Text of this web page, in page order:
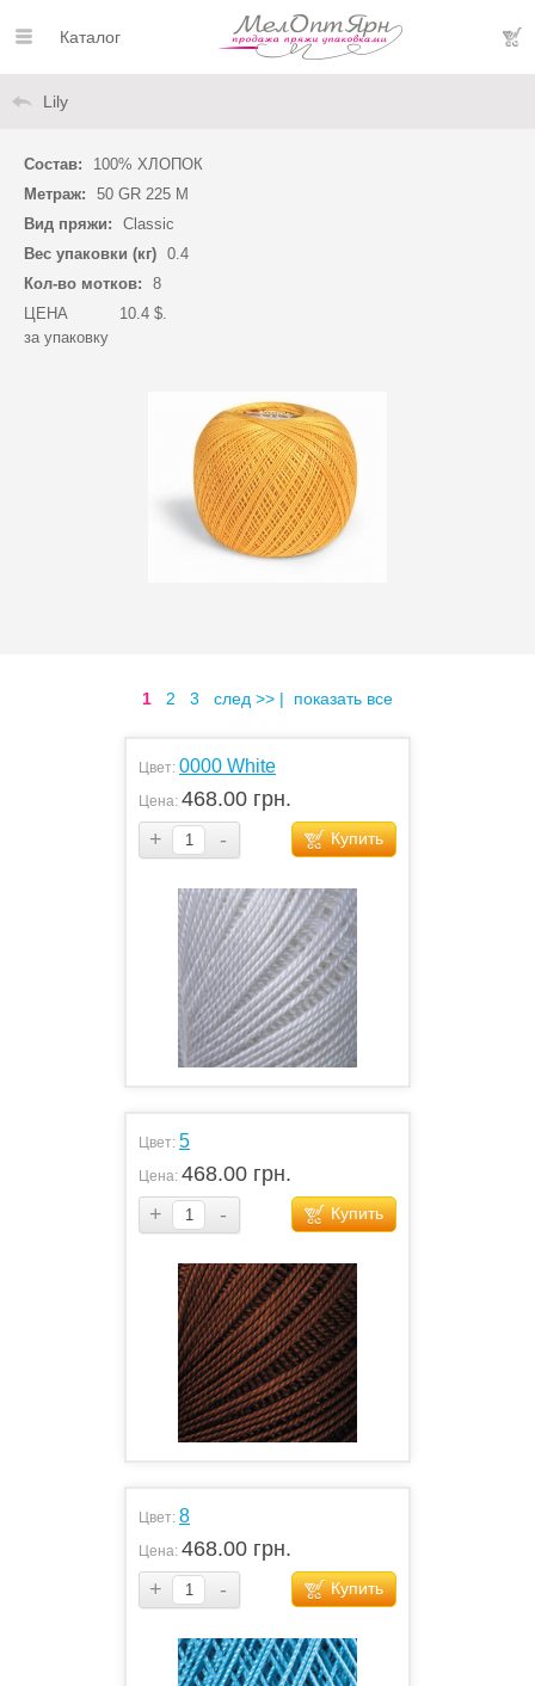
Каталог
Lily
Состав:
100% ХЛОПОК
Метраж:
50 GR 225 M
Вид пряжи:
Classic
Вес упаковки (кг) 0.4
Кол-во мотков:
8
ЦЕНА
за упаковку
10.4 $.
1 2 3 след >> | показать все
Цвет: 0000 White
Цена: 468.00 грн.
+
- Купить
Цвет: 5
Цена: 468.00 грн.
+
- Купить
Цвет: 8
Цена: 468.00 грн.
+
- Купить